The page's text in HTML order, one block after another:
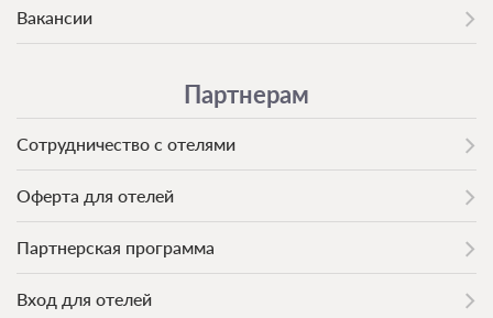
Вакансии
Партнерам
Сотрудничество с отелями
Оферта для отелей
Партнерская программа
Вход для отелей